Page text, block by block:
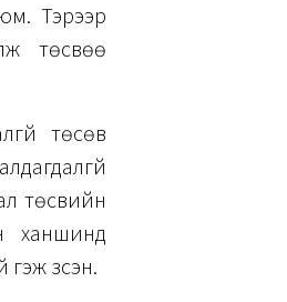
Тэрээр
төсвөө
төсөв
төсвийн
ханшинд
үзсэн.